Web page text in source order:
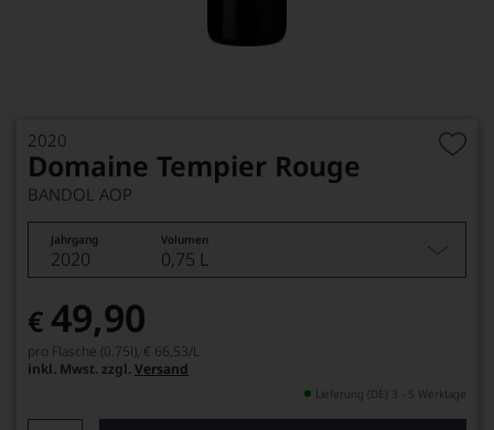
2020
Domaine Tempier Rouge
BANDOL AOP
Jahrgang Volumen
2020 0,75 L
€ 49,90
pro Flasche (0.75l), € 66,53/L
inkl. Mwst. zzgl. Versand
Lieferung (DE) 3 - 5 Werktage